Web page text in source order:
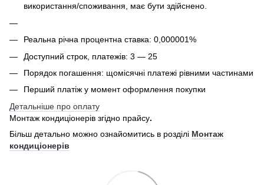
використання/споживання, має бути здійснено.
Реальна річна процентна ставка: 0,000001%
Доступний строк, платежів: 3 — 25
Порядок погашення: щомісячні платежі рівними частинами
Перший платіж у момент оформлення покупки
Детальніше про оплату
Монтаж кондиціонерів згідно прайсу.
Більш детально можно ознайомитись в розділі Монтаж
кондиціонерів